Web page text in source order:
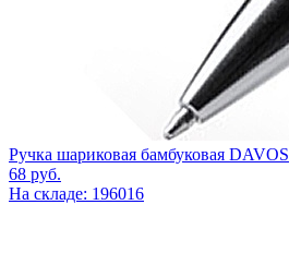
Ручка шариковая бамбуковая DAVOS
68 руб.
На складе: 196016